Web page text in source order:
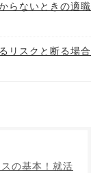
らないときの適職
リスクと断る場合
の基本！就活